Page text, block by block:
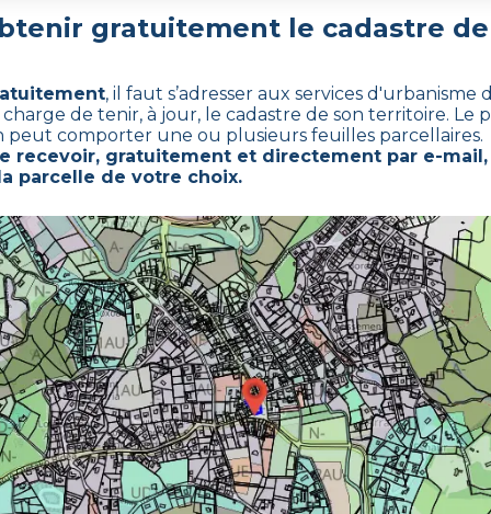
gratuitement le cadastre
, il faut s’adresser aux services d'urbanisme
de tenir, à jour, le cadastre de son territoire. Le
peut comporter une ou plusieurs feuilles parcellaires.
recevoir, gratuitement et directement par e-
parcelle de votre choix.